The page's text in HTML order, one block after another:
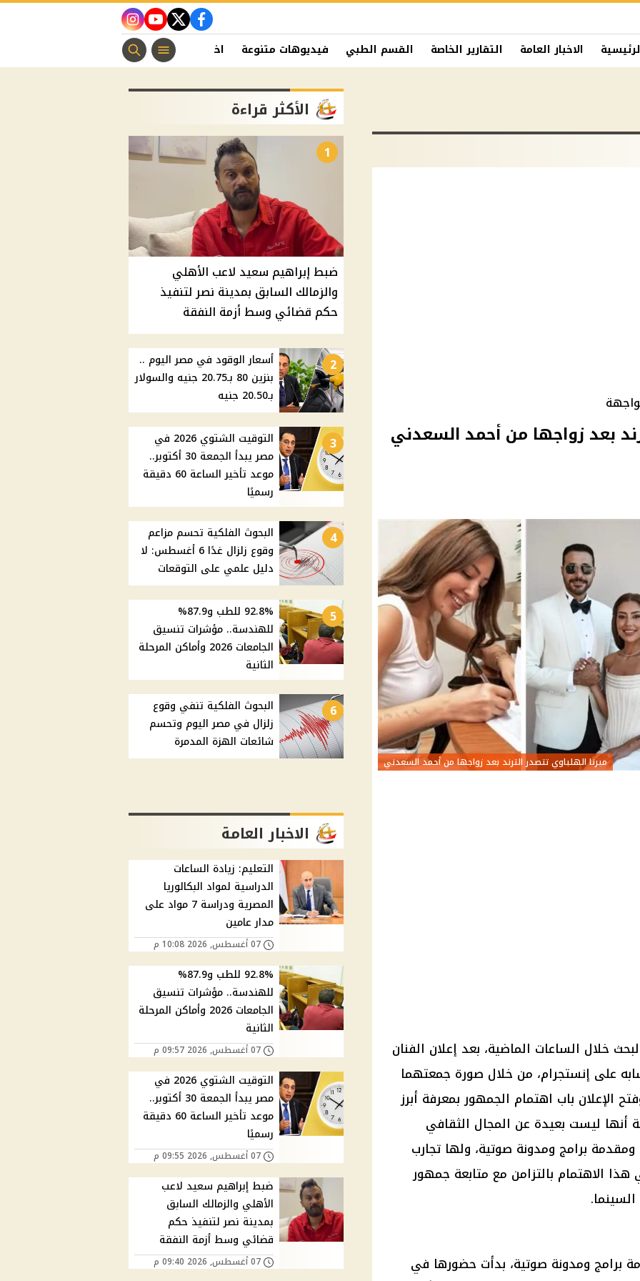
facebook
twitter
youtube
instagram
الاخبار العامة التقارير الخاصة القسم الطبي فيديوهات متنوعة اخبار الفن منوعات مسيحية
بعد زواجها من أحمد السعدني
ميرنا الهلباوي تتصدر الترند بعد زواجها من أحمد السعدني
خلال الساعات الماضية، بعد إعلان الفنان
على إنستجرام، من خلال صورة جمعتهما
الإعلان باب اهتمام الجمهور بمعرفة أبرز
أنها ليست بعيدة عن المجال الثقافي
ومقدمة برامج ومدونة صوتية، ولها تجارب
هذا الاهتمام بالتزامن مع متابعة جمهور
برامج ومدونة صوتية، بدأت حضورها في
الأكثر قراءة
1
ضبط إبراهيم سعيد لاعب الأهلي
والزمالك السابق بمدينة نصر لتنفيذ
حكم قضائي وسط أزمة النفقة
2
أسعار الوقود في مصر اليوم ..
بنزين 80 بـ20.75 جنيه والسولار
بـ20.50 جنيه
3
التوقيت الشتوي 2026 في
مصر يبدأ الجمعة 30 أكتوبر..
موعد تأخير الساعة 60 دقيقة
رسميًا
4
البحوث الفلكية تحسم مزاعم
وقوع زلزال غدًا 6 أغسطس: لا
دليل علمي على التوقعات
5
92.8% للطب و87.9%
للهندسة.. مؤشرات تنسيق
الجامعات 2026 وأماكن المرحلة
الثانية
6
البحوث الفلكية تنفي وقوع
زلزال في مصر اليوم وتحسم
شائعات الهزة المدمرة
الاخبار العامة
التعليم: زيادة الساعات
الدراسية لمواد البكالوريا
المصرية ودراسة 7 مواد على
مدار عامين
07 أغسطس, 2026 10:08 م
92.8% للطب و87.9%
للهندسة.. مؤشرات تنسيق
الجامعات 2026 وأماكن المرحلة
الثانية
07 أغسطس, 2026 09:57 م
التوقيت الشتوي 2026 في
مصر يبدأ الجمعة 30 أكتوبر..
موعد تأخير الساعة 60 دقيقة
رسميًا
07 أغسطس, 2026 09:55 م
ضبط إبراهيم سعيد لاعب
الأهلي والزمالك السابق
بمدينة نصر لتنفيذ حكم
قضائي وسط أزمة النفقة
07 أغسطس, 2026 09:40 م